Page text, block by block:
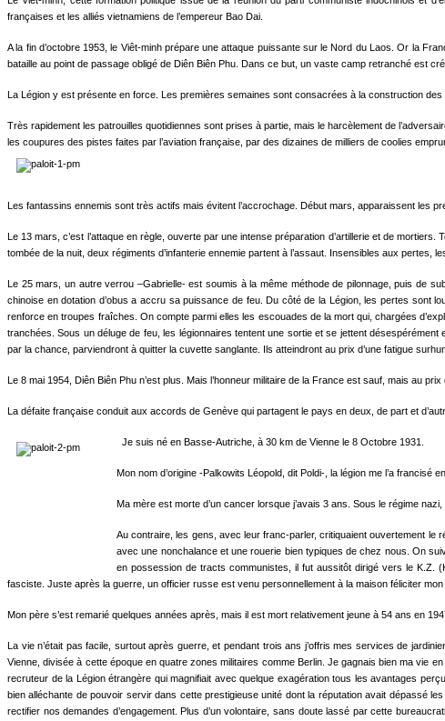
françaises et les alliés vietnamiens de l’empereur Bao Dai.
A la fin d’octobre 1953, le Viêt-minh prépare une attaque puissante sur le Nord du Laos. Or la
bataille au point de passage obligé de Diên Biên Phu. Dans ce but, un vaste camp retranché est
La Légion y est présente en force. Les premières semaines sont consacrées à la construction
Très rapidement les patrouilles quotidiennes sont prises à partie, mais le harcèlement de
les coupures des pistes faites par l’aviation française, par des dizaines de milliers de coolies
Les fantassins ennemis sont très actifs mais évitent l’accrochage. Début mars, apparaissent les
Le 13 mars, c’est l’attaque en règle, ouverte par une intense préparation d’artillerie et de
tombée de la nuit, deux régiments d’infanterie ennemie partent à l’assaut. Insensibles aux
Le 25 mars, un autre verrou –Gabrielle- est soumis à la même méthode de pilonnage, puis de
chinoise en dotation d’obus a accru sa puissance de feu. Du côté de la Légion, les pertes sont
renforce en troupes fraîches. On compte parmi elles les escouades de la mort qui, chargées
tranchées. Sous un déluge de feu, les légionnaires tentent une sortie et se jettent
par la chance, parviendront à quitter la cuvette sanglante. Ils atteindront au prix d’une fatigue
Le 8 mai 1954, Diên Biên Phu n’est plus. Mais l’honneur militaire de la France est sauf, mais au
La défaite française conduit aux accords de Genève qui partagent le pays en deux, de part et
Je suis né en Basse-Autriche, à 30 km de Vienne le 8 Octobre 1931.
Mon nom d’origine -Palkowits Léopold, dit Poldi-, la légion me l’a francisé
Ma mère est morte d’un cancer lors­que j’avais 3 ans. Sous le régime
Au contraire, les gens, avec leur franc-parler, criti­quaient ouvertement le
avec une nonchalance et une rouerie bien typiques de chez nous. On
en possession de tracts communistes, il fut aussitôt dirigé vers le K.Z.
fasciste. Juste après la guerre, un officier russe est venu per­sonnellement à la maison féliciter
Mon père s’est remarié quelques an­nées après, mais il est mort relative­ment jeune à 54 ans en
La vie n’était pas facile, surtout après guerre, et pendant trois ans j’offris mes services de
Vienne, di­visée à cette époque en quatre zones militaires comme Berlin. Je gagnais bien ma vie
recruteur de la Légion étrangère qui magnifiait avec quelque exagération tous les avantages
bien alléchante de pouvoir servir dans cette prestigieuse unité dont la réputation avait dépassé
rectifier nos deman­des d’engagement. Plus d’un volontaire, sans doute lassé par cette